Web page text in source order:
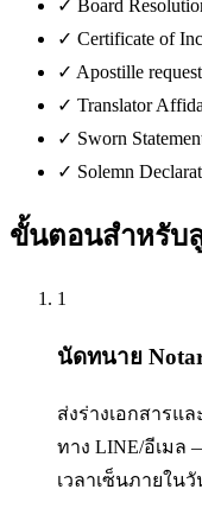
✓ Board
✓ Certificate of
✓ Apostille
✓ Translator
✓ Sworn
✓ Solemn
ขั้นตอนสำหรับ
1
นัดทนาย
ส่งร่างเอกสารแ
ทาง LINE/อีเมล
เวลาเซ็นภายใน